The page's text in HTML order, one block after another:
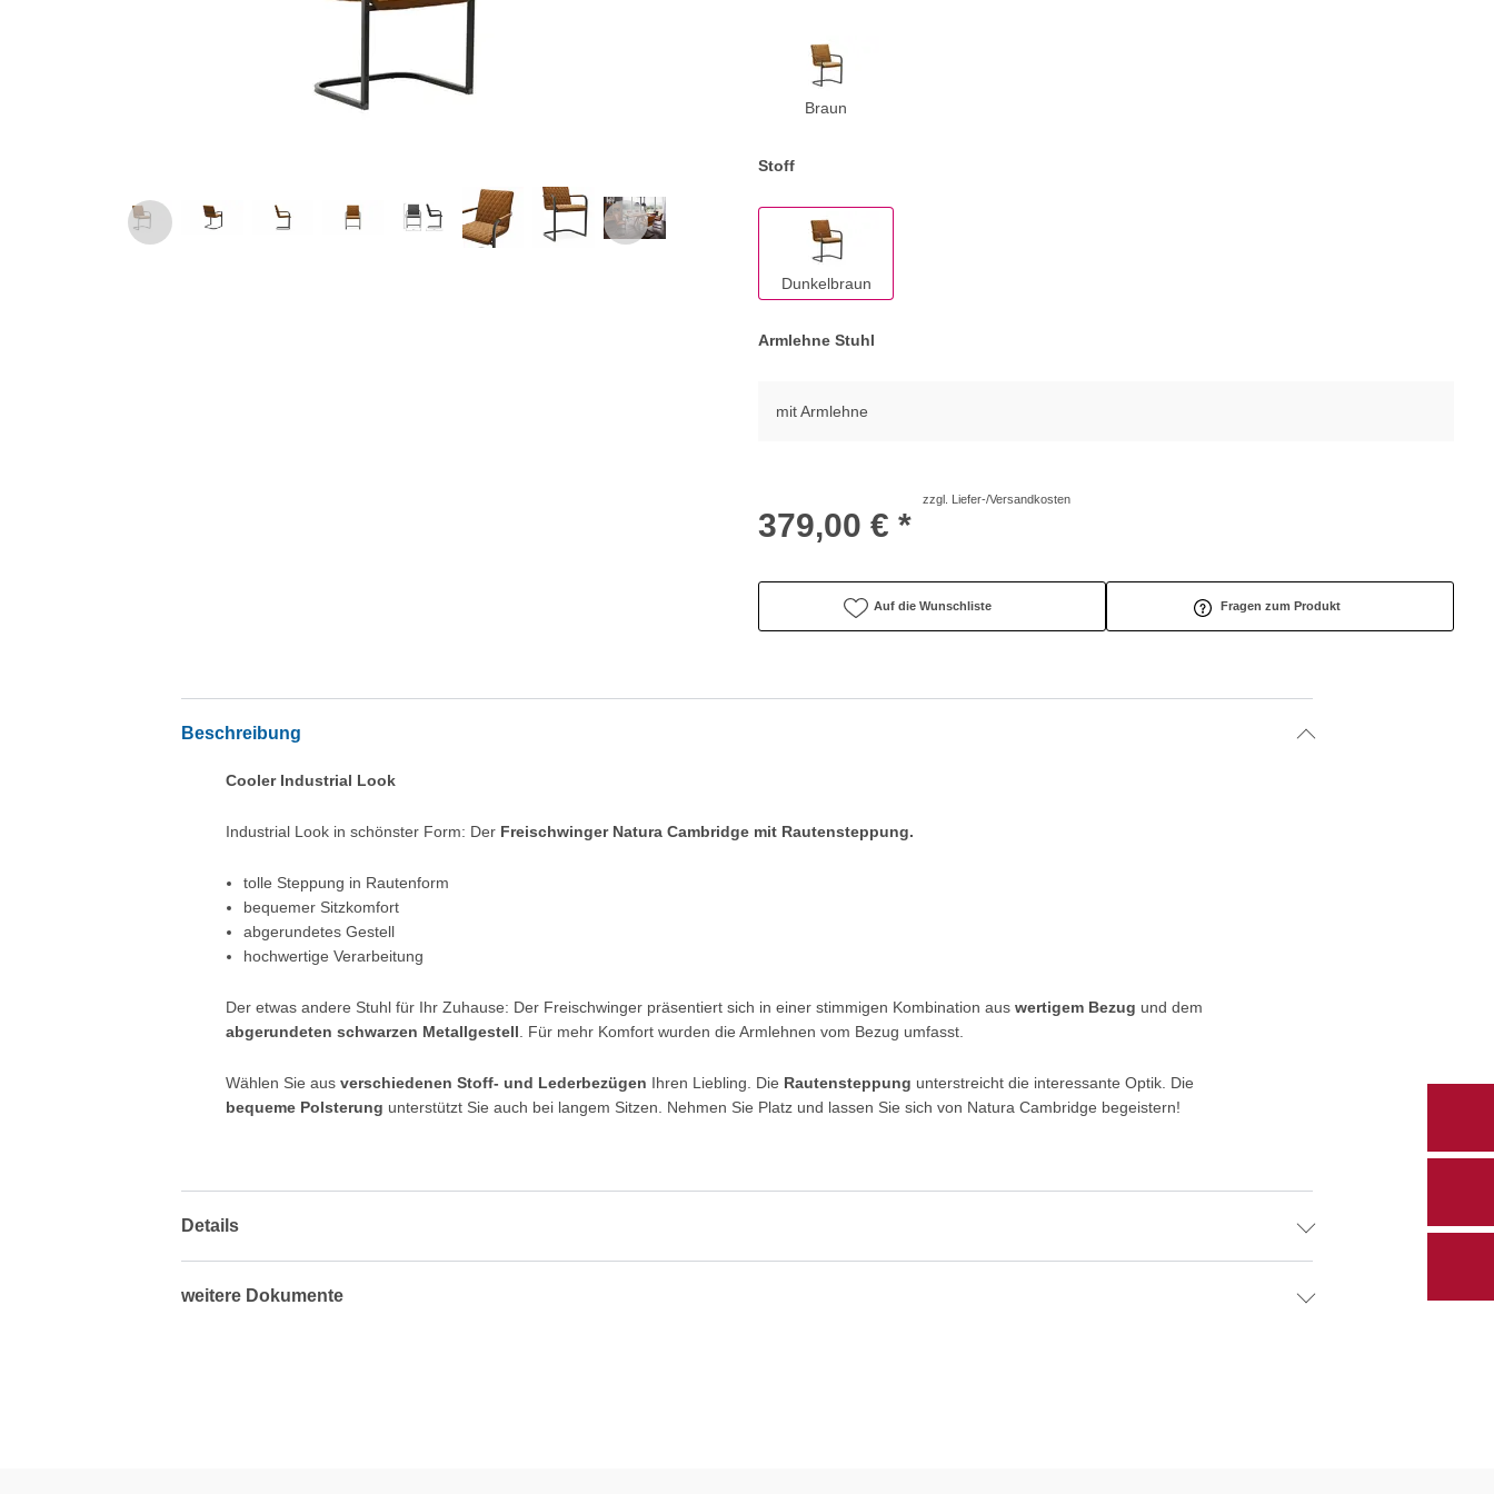
Braun
Stoff
Dunkelbraun
Armlehne Stuhl
mit Armlehne
379,00 € *
zzgl. Liefer-/Versandkosten
Auf die Wunschliste Fragen zum Produkt
Beschreibung
Cooler Industrial Look
Industrial Look in schönster Form: Der Freischwinger Natura Cambridge mit Rautensteppung.
tolle Steppung in Rautenform
bequemer Sitzkomfort
abgerundetes Gestell
hochwertige Verarbeitung
Der etwas andere Stuhl für Ihr Zuhause: Der Freischwinger präsentiert sich in einer stimmigen Kombination auswertigem Bezug und dem
abgerundeten schwarzen Metallgestell . Für mehr Komfort wurden die Armlehnen vom Bezug umfasst.
Wählen Sie aus verschiedenen Stoff- und Lederbezügen Ihren Liebling. Die Rautensteppung unterstreicht die interessante Optik. Die
bequeme Polsterung unterstützt Sie auch bei langem Sitzen. Nehmen Sie Platz und lassen Sie sich von Natura Cambridge begeistern!
Details
weitere Dokumente